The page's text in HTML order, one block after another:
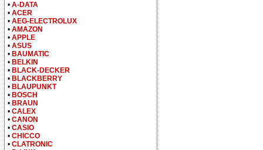
• A-DATA
• ACER
• AEG-ELECTROLUX
• AMAZON
• APPLE
• ASUS
• BAUMATIC
• BELKIN
• BLACK-DECKER
• BLACKBERRY
• BLAUPUNKT
• BOSCH
• BRAUN
• CALEX
• CANON
• CASIO
• CHICCO
• CLATRONIC